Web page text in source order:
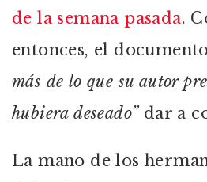
de la semana pasada.
entonces, el
más de lo que su autor
hubiera deseado”dar a
La mano de los